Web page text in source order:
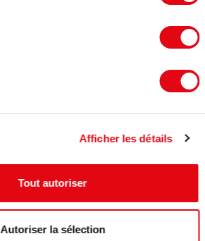
Afficher les détails
Tout autoriser
Autoriser la sélection